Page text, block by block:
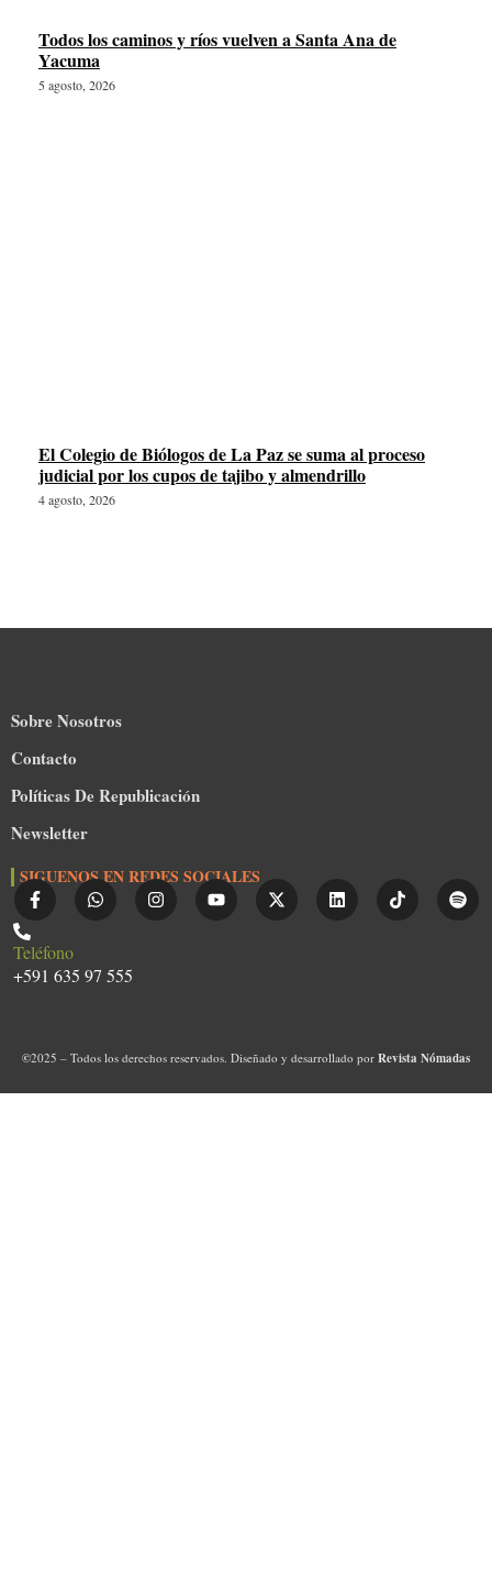
Todos los caminos y ríos vuelven a Santa Ana de
Yacuma
5 agosto, 2026
El Colegio de Biólogos de La Paz se suma al proceso
judicial por los cupos de tajibo y almendrillo
4 agosto, 2026
Sobre Nosotros
Contacto
Políticas De Republicación
Newsletter
SIGUENOS EN REDES SOCIALES
Teléfono
+591 635 97 555
©2025 – Todos los derechos reservados. Diseñado y desarrollado por Revista Nómadas